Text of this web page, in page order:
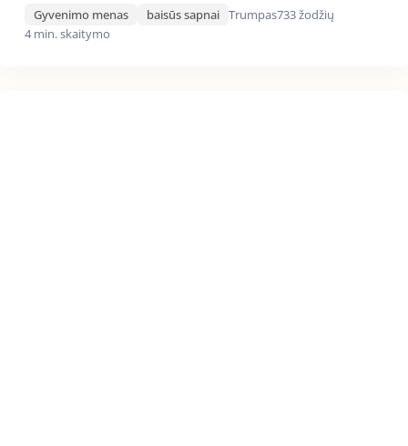
Gyvenimo menas baisūs sapnai Trumpas733 žodžių
4 min. skaitymo